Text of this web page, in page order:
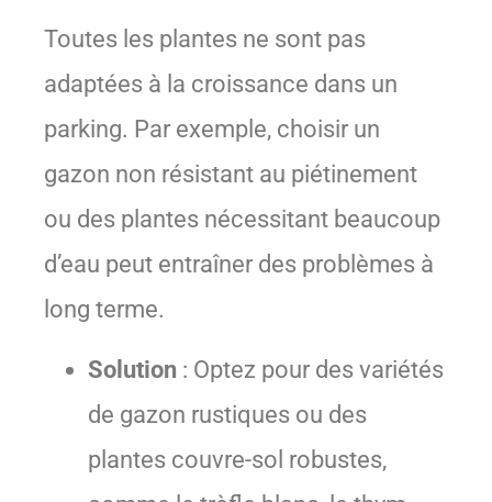
Toutes les plantes ne sont pas
adaptées à la croissance dans un
parking. Par exemple, choisir un
gazon non résistant au piétinement
ou des plantes nécessitant beaucoup
d’eau peut entraîner des problèmes à
long terme.
Solution : Optez pour des variétés
de gazon rustiques ou des
plantes couvre-sol robustes,